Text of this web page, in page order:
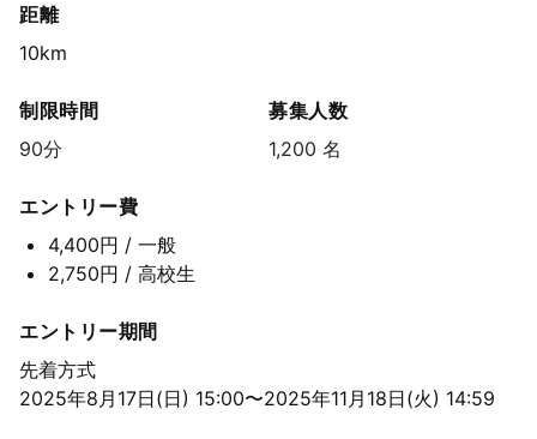
距離
10km
制限時間
90分
募集人数
1,200 名
エントリー費
4,400円 / 一般
2,750円 / 高校生
エントリー期間
先着方式
2025年8月17日(日) 15:00〜2025年11月18日(火) 14:59